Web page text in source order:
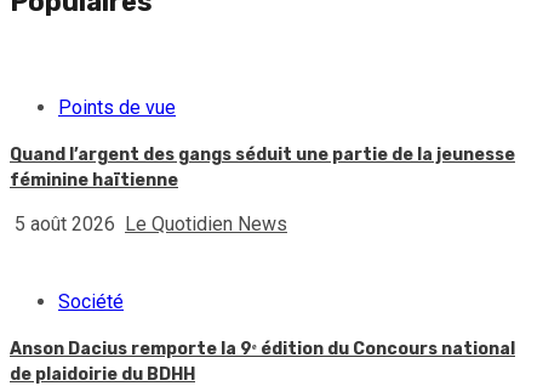
Points de vue
Quand l’argent des gangs séduit une partie de la jeunesse
féminine haïtienne
5 août 2026 Le Quotidien News
Société
Anson Dacius remporte la 9ᵉ édition du Concours national
de plaidoirie du BDHH